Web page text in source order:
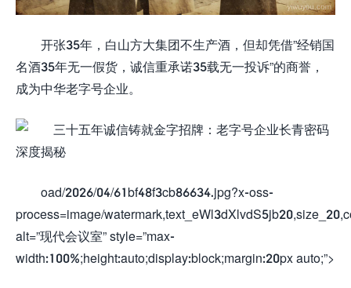
开张35年，白山方大集团不生产酒，但却凭借”经销国
名酒35年无一假货，诚信重承诺35载无一投诉”的商誉，
成为中华老字号企业。
oad/2026/04/61bf48f3cb86634.jpg?x-oss-
process=image/
alt=”现代会议室” style=”max-
width:100%;height:auto;display:block;margin:20px auto;”>